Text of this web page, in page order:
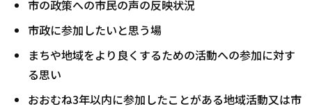
市の政策への市民の声の反映状況
市政に参加したいと思う場
まちや地域をより良くするための活動への参加に対す
る思い
おおむね3年以内に参加したことがある地域活動又は市